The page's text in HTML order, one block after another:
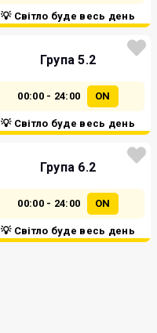
💡 Світло буде весь день
Група 5.2
00:00 - 24:00 ON
💡 Світло буде весь день
Група 6.2
00:00 - 24:00 ON
💡 Світло буде весь день